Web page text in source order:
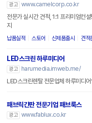
광고 www.camelcorp.co.kr
전문가 실시간 견적, 1:1 프리미엄컨
지
납품실적 스토어 신제품출시 견적
LED스크린 하루미디어
광고
harumedia.imweb.me/
LED스크린렌탈 전문업체 하루미디어
패브릭간판 전문기업 패브룩스
광고 www.fablux.co.kr